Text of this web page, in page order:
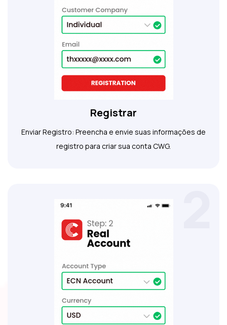
Registrar
Enviar Registro: Preencha e envie suas informações de
registro para criar sua conta CWG.